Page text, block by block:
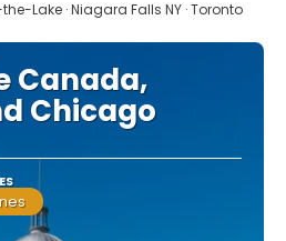
Lake · Niagara Falls NY · Toronto
Canada,
Chicago